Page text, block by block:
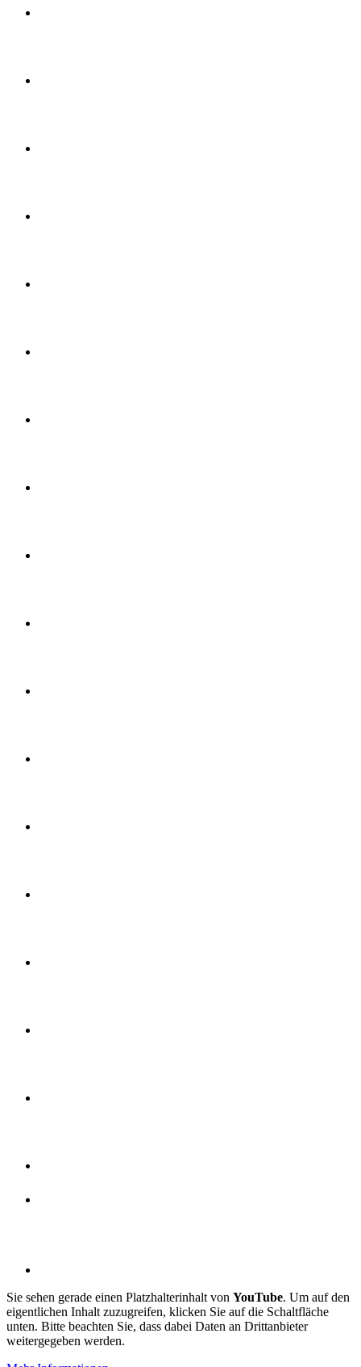
Sie sehen gerade einen Platzhalterinhalt von YouTube. Um auf den
eigentlichen Inhalt zuzugreifen, klicken Sie auf die Schaltfläche
unten. Bitte beachten Sie, dass dabei Daten an Drittanbieter
weitergegeben werden.